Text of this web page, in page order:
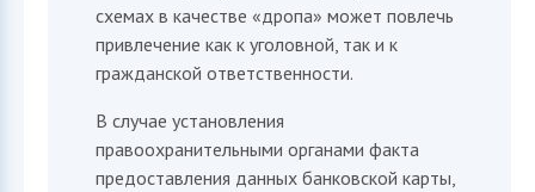
схемах в качестве «дропа» может повлечь
привлечение как к уголовной, так и к
гражданской ответственности.
В случае установления
правоохранительными органами факта
предоставления данных банковской карты,